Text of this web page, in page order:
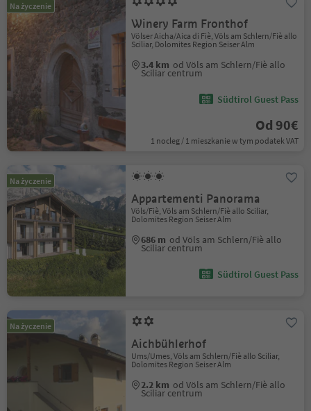
Na życzenie
Winery Farm Fronthof
Völser Aicha/Aica di Fiè, Völs am Schlern/Fiè allo
Sciliar, Dolomites Region Seiser Alm
3.4 km od Völs am Schlern/Fiè allo
Sciliar centrum
Südtirol Guest Pass
Od 90€
1 nocleg / 1 mieszkanie w tym podatek VAT
Na życzenie
Appartementi Panorama
Völs/Fiè, Völs am Schlern/Fiè allo Sciliar,
Dolomites Region Seiser Alm
686 m od Völs am Schlern/Fiè allo
Sciliar centrum
Südtirol Guest Pass
Na życzenie
Aichbühlerhof
Ums/Umes, Völs am Schlern/Fiè allo Sciliar,
Dolomites Region Seiser Alm
2.2 km od Völs am Schlern/Fiè allo
Sciliar centrum